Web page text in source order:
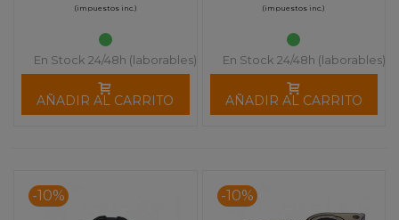
(impuestos inc.)
En Stock 24/48h (laborables)
AÑADIR AL CARRITO
(impuestos inc.)
En Stock 24/48h (laborables)
AÑADIR AL CARRITO
-10% -10%